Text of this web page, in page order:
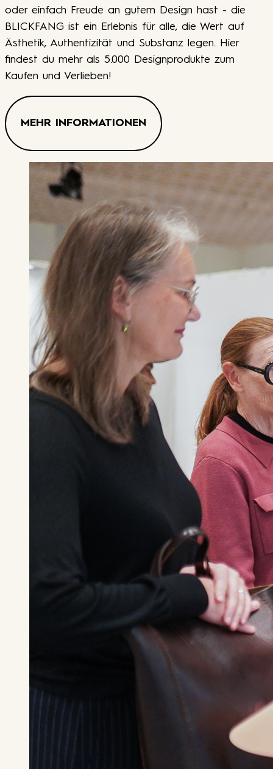
oder einfach Freude an gutem Design hast - die
BLICKFANG ist ein Erlebnis für alle, die Wert auf
Ästhetik, Authentizität und Substanz legen. Hier
findest du mehr als 5.000 Designprodukte zum
Kaufen und Verlieben!
MEHR INFORMATIONEN